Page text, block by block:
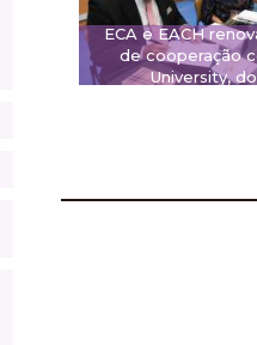
ECA e EACH
de cooperação
University,